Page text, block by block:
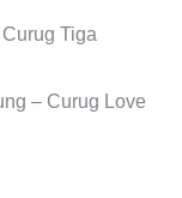
Tiga
– Curug Love